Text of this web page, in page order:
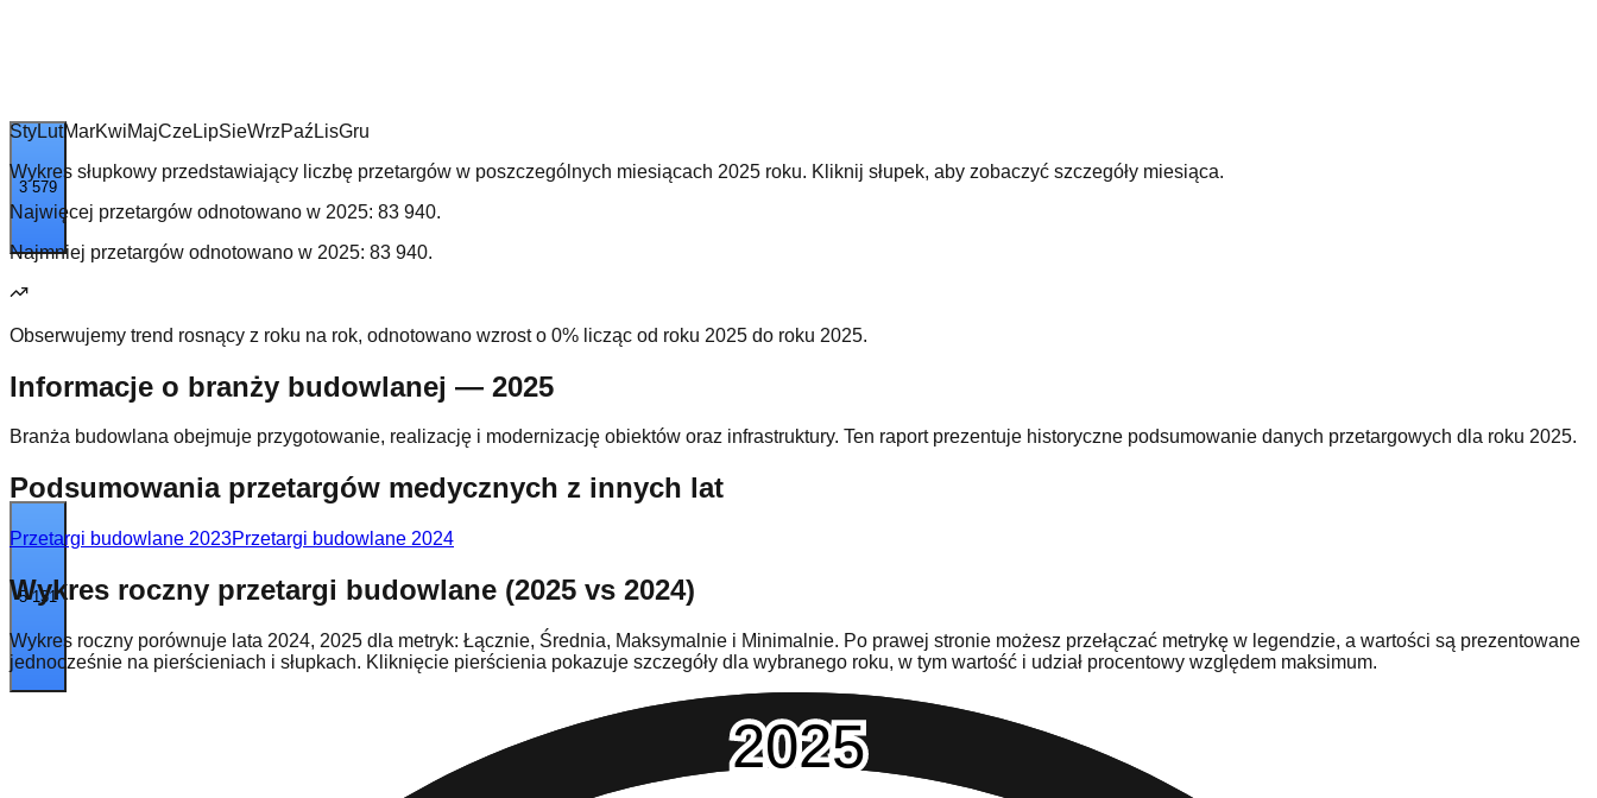
3 579
5 131
StyLutMarKwiMajCzeLipSieWrzPaź LisGru
Wykres słupkowy przedstawiający liczbę przetargów w poszczególnych miesiącach 2025 roku. Kliknij słupek, aby zobaczyć szczegóły miesiąca.
Najwięcej przetargów odnotowano w 2025: 83 940.
Najmniej przetargów odnotowano w 2025: 83 940.
Obserwujemy trend rosnący z roku na rok, odnotowano wzrost o 0% licząc od roku 2025 do roku 2025.
Informacje o branży budowlanej — 2025
Branża budowlana obejmuje przygotowanie, realizację i modernizację obiektów oraz infrastruktury. Ten raport prezentuje historyczne podsumowanie danych przetargowych dla roku 2025.
Podsumowania przetargów medycznych z innych lat
Przetargi budowlane 2023Przetargi budowlane 2024
Wykres roczny przetargi budowlane (2025 vs 2024)
Wykres roczny porównuje lata 2024, 2025 dla metryk: Łącznie, Średnia, Maksymalnie i Minimalnie. Po prawej stronie możesz przełączać metrykę w legendzie, a wartości są prezentowane
jednocześnie na pierścieniach i słupkach. Kliknięcie pierścienia pokazuje szczegóły dla wybranego roku, w tym wartość i udział procentowy względem maksimum.
2025